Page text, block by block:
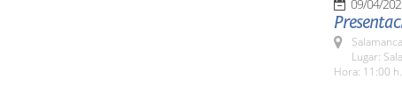
09/04/
Lugar:
Hora: 11:00 h.